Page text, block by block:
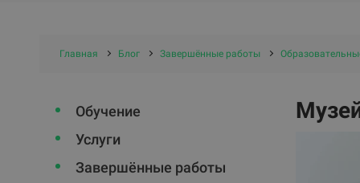
Главная Блог Завершённые работы
Обучение
Услуги
Завершённые работы